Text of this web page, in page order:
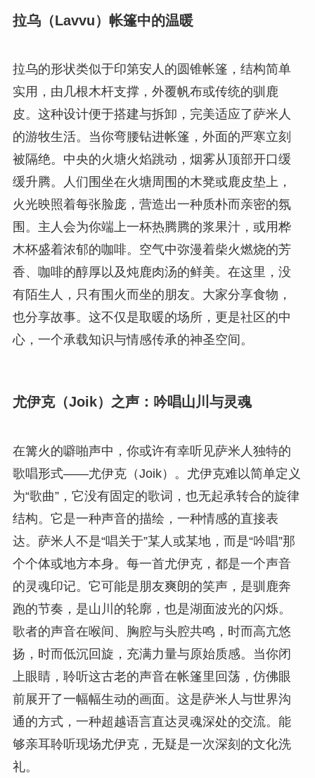
拉乌（Lavvu）帐篷中的温暖
拉乌的形状类似于印第安人的圆锥帐篷，结构简单
实用，由几根木杆支撑，外覆帆布或传统的驯鹿
皮。这种设计便于搭建与拆卸，完美适应了萨米人
的游牧生活。当你弯腰钻进帐篷，外面的严寒立刻
被隔绝。中央的火塘火焰跳动，烟雾从顶部开口缓
缓升腾。人们围坐在火塘周围的木凳或鹿皮垫上，
火光映照着每张脸庞，营造出一种质朴而亲密的氛
围。主人会为你端上一杯热腾腾的浆果汁，或用桦
木杯盛着浓郁的咖啡。空气中弥漫着柴火燃烧的芳
香、咖啡的醇厚以及炖鹿肉汤的鲜美。在这里，没
有陌生人，只有围火而坐的朋友。大家分享食物，
也分享故事。这不仅是取暖的场所，更是社区的中
心，一个承载知识与情感传承的神圣空间。
尤伊克（Joik）之声：吟唱山川与灵魂
在篝火的噼啪声中，你或许有幸听见萨米人独特的
歌唱形式——尤伊克（Joik）。尤伊克难以简单定义
为“歌曲”，它没有固定的歌词，也无起承转合的旋律
结构。它是一种声音的描绘，一种情感的直接表
达。萨米人不是“唱关于”某人或某地，而是“吟唱”那
个个体或地方本身。每一首尤伊克，都是一个声音
的灵魂印记。它可能是朋友爽朗的笑声，是驯鹿奔
跑的节奏，是山川的轮廓，也是湖面波光的闪烁。
歌者的声音在喉间、胸腔与头腔共鸣，时而高亢悠
扬，时而低沉回旋，充满力量与原始质感。当你闭
上眼睛，聆听这古老的声音在帐篷里回荡，仿佛眼
前展开了一幅幅生动的画面。这是萨米人与世界沟
通的方式，一种超越语言直达灵魂深处的交流。能
够亲耳聆听现场尤伊克，无疑是一次深刻的文化洗
礼。